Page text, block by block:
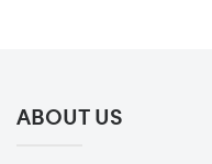
ABOUT US